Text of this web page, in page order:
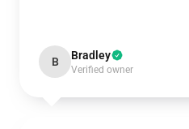
B Bradley
Verified owner